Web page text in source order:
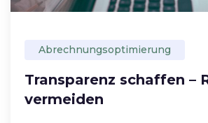
Abrechnungsoptimierung
Transparenz schaffen –
vermeiden